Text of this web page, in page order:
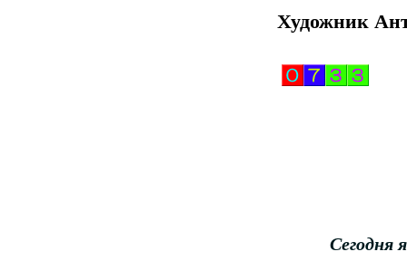
Художник
Сегодня